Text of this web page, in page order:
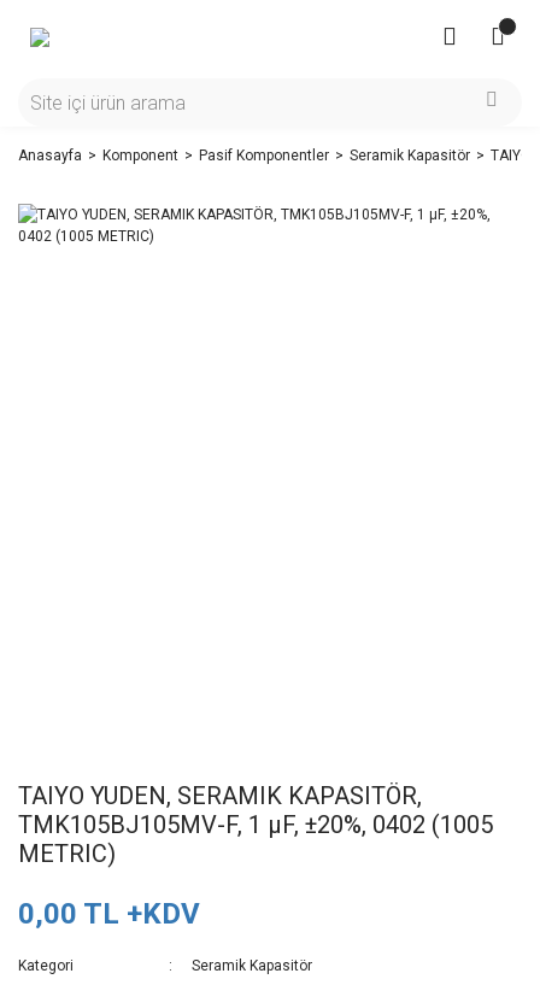
Anasayfa Komponent Pasif Komponentler Seramik Kapasitör TAIYO
TAIYO YUDEN, SERAMIK KAPASITÖR,
TMK105BJ105MV-F, 1 µF, ±20%, 0402 (1005
METRIC)
0,00 TL +KDV
Kategori
Seramik Kapasitör